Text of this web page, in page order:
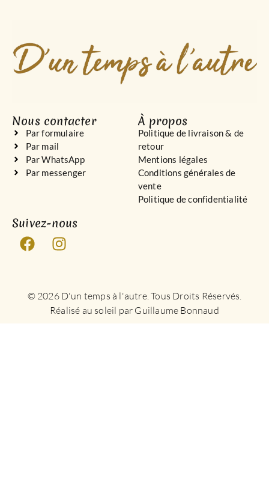
Nous contacter
Par formulaire
Par mail
Par WhatsApp
Par messenger
À propos
Politique de livraison & de
retour
Mentions légales
Conditions générales de
vente
Politique de confidentialité
Suivez-nous
© 2026 D'un temps à l'autre. Tous Droits Réservés.
Réalisé au soleil par Guillaume Bonnaud